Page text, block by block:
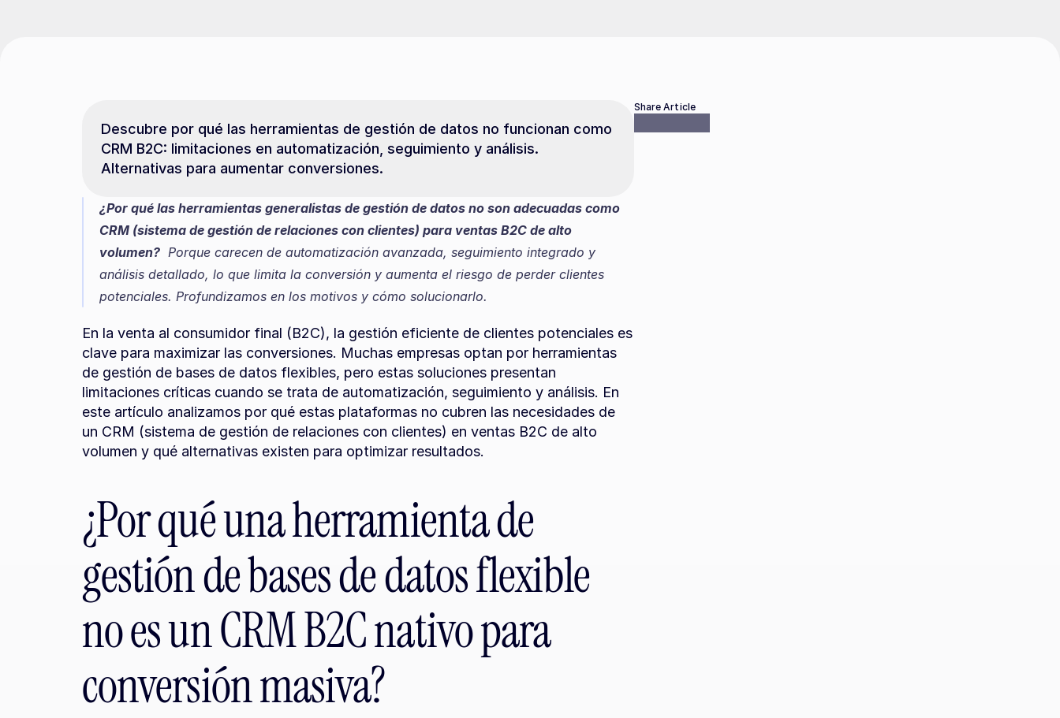
Descubre por qué las herramientas de gestión de datos no funcionan como
CRM B2C: limitaciones en automatización, seguimiento y análisis.
Alternativas para aumentar conversiones.
¿Por qué las herramientas generalistas de gestión de datos no son adecuadas como
CRM (sistema de gestión de relaciones con clientes) para ventas B2C de alto
volumen?
  Porque carecen de automatización avanzada, seguimiento integrado y
análisis detallado, lo que limita la conversión y aumenta el riesgo de perder clientes
potenciales. Profundizamos en los motivos y cómo solucionarlo.
En la venta al consumidor final (B2C), la gestión eficiente de clientes potenciales es
clave para maximizar las conversiones. Muchas empresas optan por herramientas
de gestión de bases de datos flexibles, pero estas soluciones presentan
limitaciones críticas cuando se trata de automatización, seguimiento y análisis. En
este artículo analizamos por qué estas plataformas no cubren las necesidades de
un CRM (sistema de gestión de relaciones con clientes) en ventas B2C de alto
volumen y qué alternativas existen para optimizar resultados.
¿Por qué una herramienta de
gestión de bases de datos flexible
no es un CRM B2C nativo para
conversión masiva?
Share Article